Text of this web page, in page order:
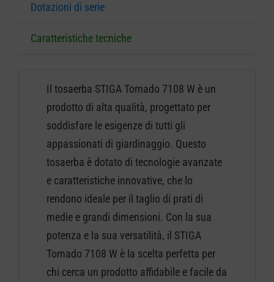
Dotazioni di serie
Caratteristiche tecniche
Il tosaerba STIGA Tornado 7108 W è un
prodotto di alta qualità, progettato per
soddisfare le esigenze di tutti gli
appassionati di giardinaggio. Questo
tosaerba è dotato di tecnologie avanzate
e caratteristiche innovative, che lo
rendono ideale per il taglio di prati di
medie e grandi dimensioni. Con la sua
potenza e la sua versatilità, il STIGA
Tornado 7108 W è la scelta perfetta per
chi cerca un prodotto affidabile e facile da